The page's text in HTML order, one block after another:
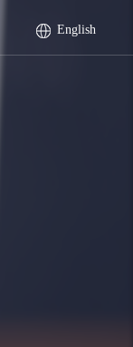
English